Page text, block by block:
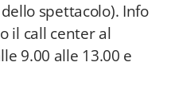
spettacolo). Info
il call center al
9.00 alle 13.00 e